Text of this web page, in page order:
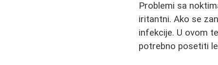
Problemi sa
iritantni. Ako se
infekcije. U ovom
potrebno posetiti